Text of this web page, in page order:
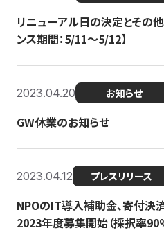
リニューアル日の決定とその
ンス期間：5/11～5/12】
2023.04.20 お知らせ
GW休業のお知らせ
2023.04.12 プレスリリース
NPOのIT導入補助金、寄付決
2023年度募集開始（採択率